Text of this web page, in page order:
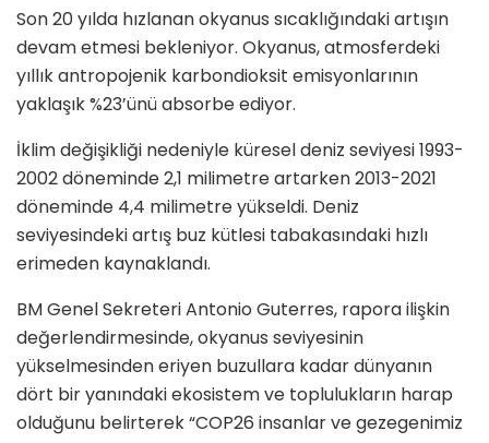
Son 20 yılda hızlanan okyanus sıcaklığındaki artışın
devam etmesi bekleniyor. Okyanus, atmosferdeki
yıllık antropojenik karbondioksit emisyonlarının
yaklaşık %23’ünü absorbe ediyor.
İklim değişikliği nedeniyle küresel deniz seviyesi 1993-
2002 döneminde 2,1 milimetre artarken 2013-2021
döneminde 4,4 milimetre yükseldi. Deniz
seviyesindeki artış buz kütlesi tabakasındaki hızlı
erimeden kaynaklandı.
BM Genel Sekreteri Antonio Guterres, rapora ilişkin
değerlendirmesinde, okyanus seviyesinin
yükselmesinden eriyen buzullara kadar dünyanın
dört bir yanındaki ekosistem ve toplulukların harap
olduğunu belirterek “COP26 insanlar ve gezegenimiz